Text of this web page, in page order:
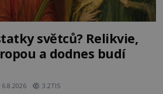
světců? Relikvie,
a dodnes budí
6.8.2026 3.2TIS